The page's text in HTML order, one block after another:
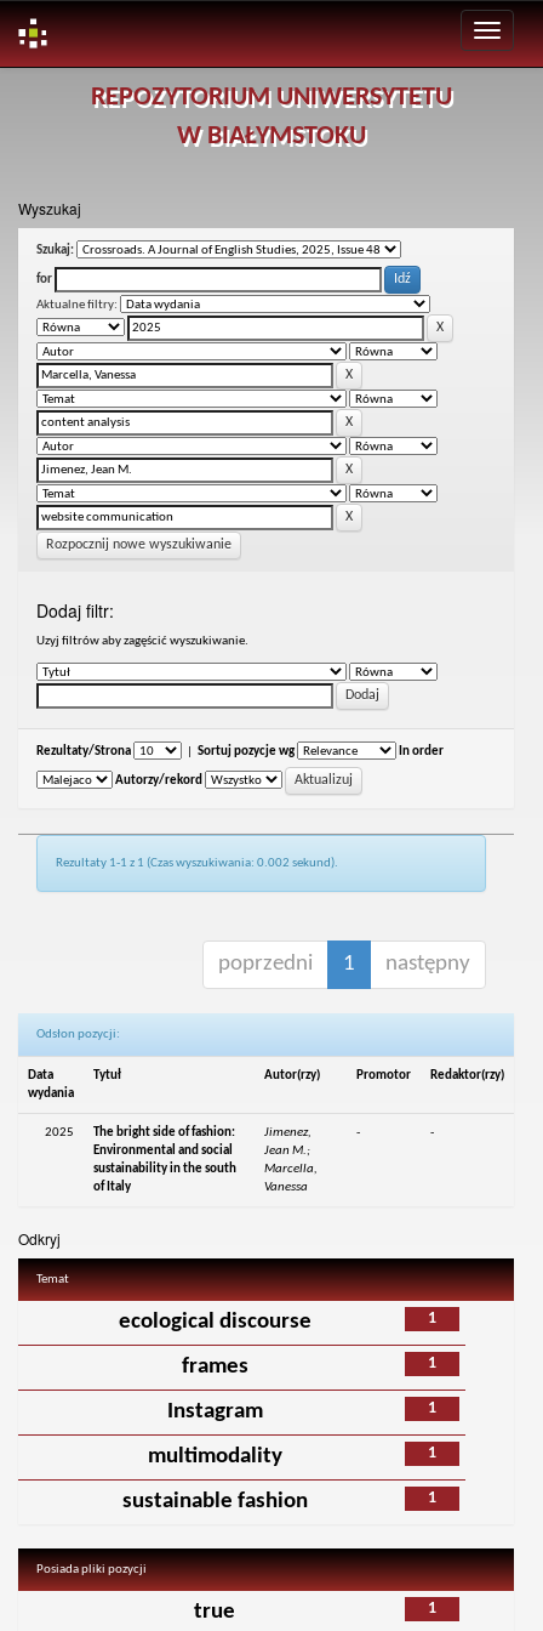
REPOZYTORIUM UNIWERSYTETU
W BIAŁYMSTOKU
Wyszukaj
Szukaj:
for
Aktualne filtry:
Rozpocznij nowe wyszukiwanie
Dodaj filtr:
Uzyj filtrów aby zagęścić wyszukiwanie.
Rezultaty/Strona Sortuj pozycje wg In order
Autorzy/rekord
Rezultaty 1-1 z 1 (Czas wyszukiwania: 0.002 sekund).
poprzedni 1 następny
Odsłon pozycji:
Data
wydania
Tytuł Autor(rzy) Promotor Redaktor(rzy)
2025
The bright side of fashion:
Environmental and social
sustainability in the south
of Italy
Jimenez,
Jean M.;
Marcella,
Vanessa
- -
Odkryj
Temat
1
ecological discourse
1
frames
1
Instagram
1
multimodality
1
sustainable fashion
Posiada pliki pozycji
1
true